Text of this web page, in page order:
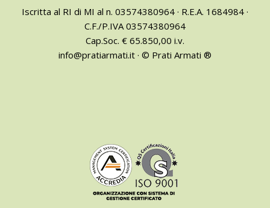
Iscritta al RI di MI al n. 03574380964 · R.E.A. 1684984 ·
C.F./P.IVA 03574380964
Cap.Soc. € 65.850,00 i.v.
info@pratiarmati.it · © Prati Armati ®